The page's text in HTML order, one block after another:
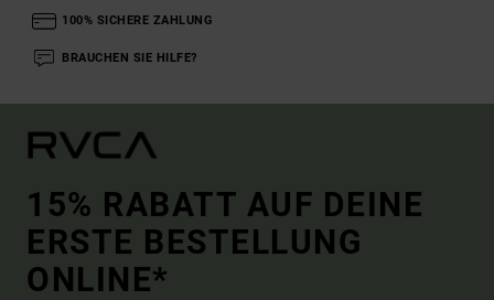
100% SICHERE ZAHLUNG
BRAUCHEN SIE HILFE?
15% RABATT AUF DEINE
ERSTE BESTELLUNG
ONLINE*